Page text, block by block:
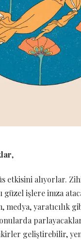
,
etkisini alıyorlar.
güzel işlere imza
medya, yaratıcılık
geliştirebilir,